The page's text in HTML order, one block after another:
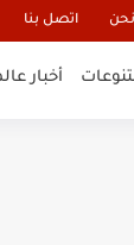
اتصل بنا
أخبار